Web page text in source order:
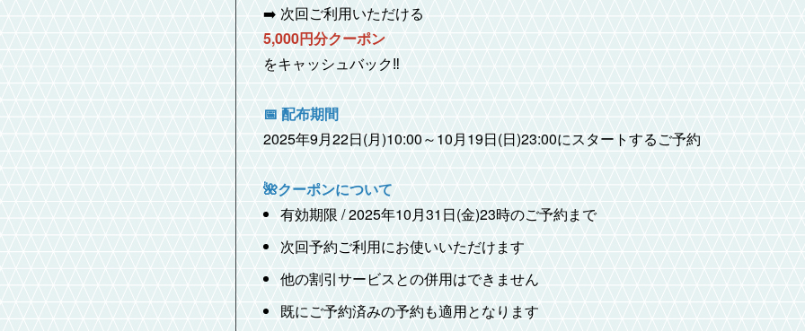
➡️ 次回ご利用いただける
5,000円分クーポン
をキャッシュバック‼️
📅 配布期間
2025年9月22日(月)10:00～10月19日(日)23:00にスタートするご予約
🌺クーポンについて
有効期限 / 2025年10月31日(金)23時のご予約まで
次回予約ご利用にお使いいただけます
他の割引サービスとの併用はできません
既にご予約済みの予約も適用となります